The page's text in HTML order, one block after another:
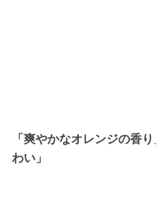
「爽やかなオレンジの香
わい」